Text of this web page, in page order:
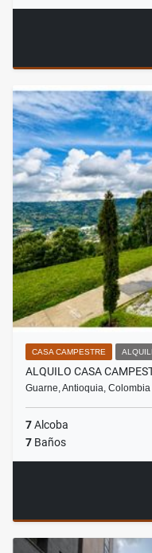
CASA CAMPESTRE
ALQUILO CASA
Guarne, Antioquia, Colombia
7Alcoba
7 Baños